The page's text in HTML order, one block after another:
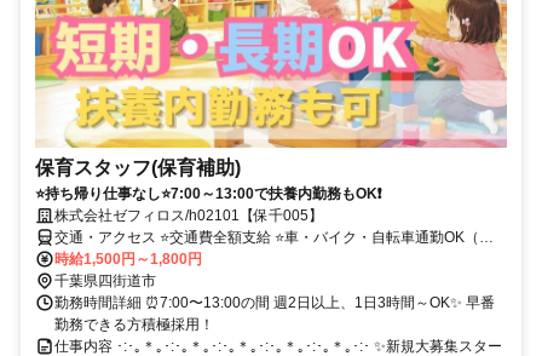
保育スタッフ(保育補助)
⭐持ち帰り仕事なし⭐7:00～13:00で扶養内勤務もOK❗
株式会社ゼフィロス/h02101【保千005】
交通・アクセス ⭐交通費全額支給 ⭐車・バイク・自転車通勤OK（無
料駐車場あり） ⭐お給料即払いOK♪
時給1,500円～1,800円
千葉県四街道市
勤務時間詳細 ⏰7:00〜13:00の間 週2日以上、1日3時間～OK✨ 早番
勤務できる方積極採用！
仕事内容 ･:･｡＊｡･:･｡＊｡･:･｡＊｡･:･｡＊｡･:･｡＊｡･:･ ✨新規大募集スター